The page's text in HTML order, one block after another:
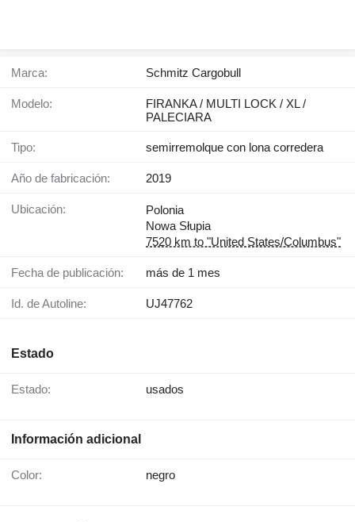
Marca: Schmitz Cargobull
Modelo:
FIRANKA / MULTI LOCK / XL /
PALECIARA
Tipo: semirremolque con lona corredera
Año de fabricación: 2019
Ubicación:
Polonia
Nowa Słupia
7520 km to "United States/Columbus"
Fecha de publicación: más de 1 mes
Id. de Autoline: UJ47762
Estado
Estado: usados
Información adicional
Color: negro